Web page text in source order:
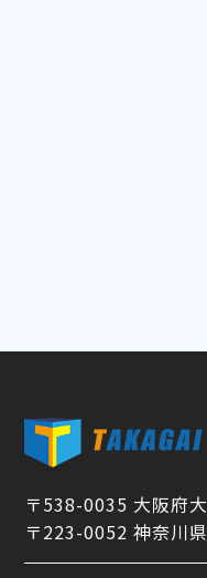
〒538-0035 大阪府
〒223-0052 神奈川